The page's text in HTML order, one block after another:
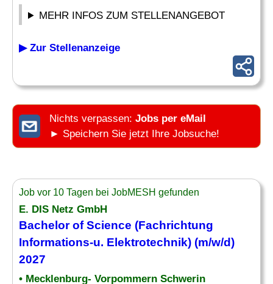
MEHR INFOS ZUM STELLENANGEBOT
▶ Zur Stellenanzeige
Nichts verpassen: Jobs per eMail
► Speichern Sie jetzt Ihre Jobsuche!
Job vor 10 Tagen bei JobMESH gefunden
E. DIS Netz GmbH
Bachelor of Science (Fachrichtung
Informations-u. Elektrotechnik) (m/w/d)
2027
• Mecklenburg- Vorpommern Schwerin